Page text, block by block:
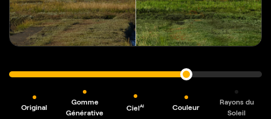
Original
Gomme
Générative
CielAI Couleur
Rayons du
Soleil